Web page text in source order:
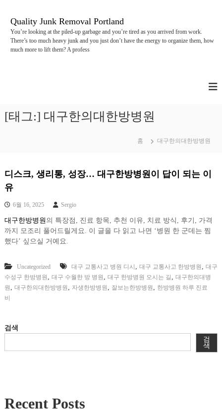
Quality Junk Removal Portland
You’re looking at the piled-up garbage and you’re tired as you arrived from work.
There’s too much heavy junk and you just don’t have the energy to organize them, how
much more to lift them? A profess
[태그:] 대구한의대한방병원
홈 대구한의대한방병원
디스크, 생리통, 성장… 대구한방병원이 답이 되는 이
유
6월 16, 2025 Sergio
대구한방병원 의 특장점, 진료 항목, 추천 이유, 치료 방식, 후기, 가격
까지 모조리 풀어드릴게요. 이 글을 다 읽고 나면 ‘병원 한 군데는 찜
했다’ 싶으실 거예요.
Uncategorized 대구 교통사고 병원 디시 , 대구 교통사고 한방병원 , 대구
수성구 한방병원 , 대구 수월한 방 병원 , 대구 한방병원 오시는 길 , 대구한의대병
원 , 대구한의대한방병원 , 자생한방병원 , 잘보는한방병원 , 한방병원 하루 진료
비
검색
검
색
Recent Posts